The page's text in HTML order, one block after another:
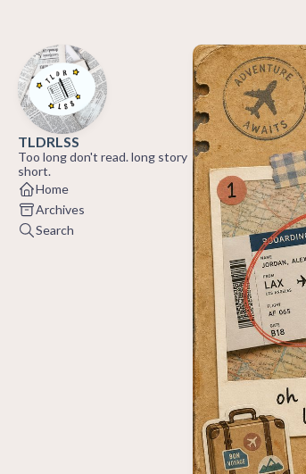
TLDRLSS
Too long don't read. long story
short.
Home
Archives
Search